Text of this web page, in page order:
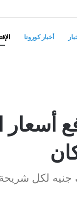
أخبار كورونا
نزوح السكان
أسعار
جنيه لكل